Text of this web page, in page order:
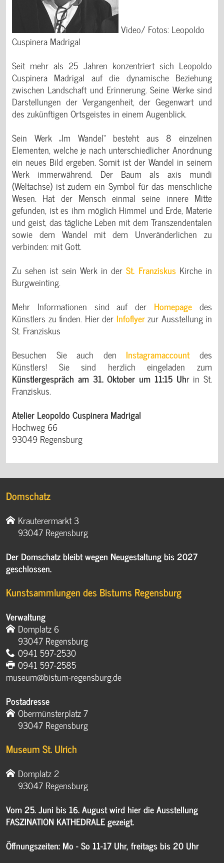
Video/ Fotos: Leopoldo
Cuspinera Madrigal
Seit mehr als 25 Jahren konzentriert sich Leopoldo
Cuspinera Madrigal auf die dynamische Beziehung
zwischen Landschaft und Erinnerung. Seine Werke sind
Darstellungen der Vergangenheit, der Gegenwart und
des zukünftigen Ortsgeistes in einem Augenblick.
Sein Werk „Im Wandel“ besteht aus 8 einzelnen
Elementen, welche je nach unterschiedlicher Anordnung
ein neues Bild ergeben. Somit ist der Wandel in seinem
Werk immerwährend. Der Baum als axis mundi
(Weltachse) ist zudem ein Symbol für das menschliche
Wesen. Hat der Mensch einmal seine innere Mitte
gefunden, ist es ihm möglich Himmel und Erde, Materie
und geist, das tägliche Leben mit dem Transzendentalen
sowie dem Wandel mit dem Unveränderlichen zu
verbinden: mit Gott.
Zu sehen ist sein Werk in derSt. FranziskusKirche in
Burgweinting.
Mehr Informationen sind auf der Homepagedes
Künstlers zu finden. Hier der Infoflyerzur Ausstellung in
St. Franziskus
Besuchen Sie auch denInstagramaccountdes
Künstlers! Sie sind herzlich eingeladen zum
Künstlergespräch am 31. Oktober um 11:15 Uhr in St.
Franziskus.
Atelier Leopoldo Cuspinera Madrigal
Hochweg 66
93049 Regensburg
Domschatz
Krauterermarkt 3
93047 Regensburg
Der Domschatz bleibt wegen Neugestaltung bis 2027
geschlossen.
Kunstsammlungen des Bistums Regensburg
Verwaltung
Domplatz 6
93047 Regensburg
0941 597-2530
0941 597-2585
museum@bistum-regensburg.de
Postadresse
Obermünsterplatz 7
93047 Regensburg
Museum St. Ulrich
Domplatz 2
93047 Regensburg
Vom 25. Juni bis 16. August wird hier die Ausstellung
FASZINATION KATHEDRALE gezeigt.
Öffnungszeiten: Mo - So 11-17 Uhr, freitags bis 20 Uhr